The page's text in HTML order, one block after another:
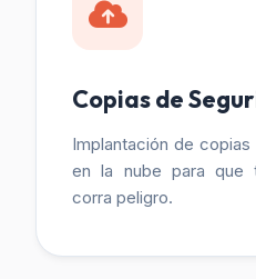
Copias de
Implantación de
en la nube para que
corra peligro.